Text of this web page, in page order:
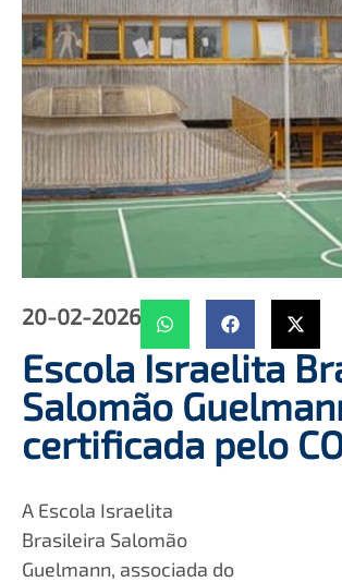
20-02-2026
Escola Israelita
Salomão
certificada pelo
A Escola Israelita
Brasileira Salomão
Guelmann, associada do